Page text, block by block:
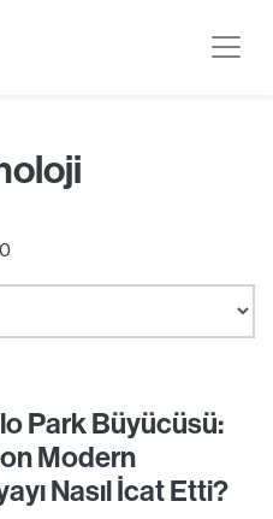
Park Büyücüsü:
Modern
Nasıl İcat Etti?